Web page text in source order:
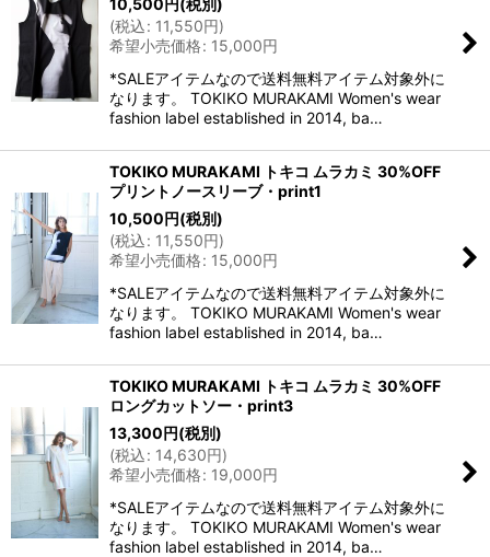
10,500円(税別)
(税込: 11,550円)
希望小売価格: 15,000円
*SALEアイテムなので送料無料アイテム対象外に
なります。 TOKIKO MURAKAMI Women's wear
fashion label established in 2014, ba…
TOKIKO MURAKAMI トキコ ムラカミ 30%OFF
プリントノースリーブ・print1
10,500円(税別)
(税込: 11,550円)
希望小売価格: 15,000円
*SALEアイテムなので送料無料アイテム対象外に
なります。 TOKIKO MURAKAMI Women's wear
fashion label established in 2014, ba…
TOKIKO MURAKAMI トキコ ムラカミ 30%OFF
ロングカットソー・print3
13,300円(税別)
(税込: 14,630円)
希望小売価格: 19,000円
*SALEアイテムなので送料無料アイテム対象外に
なります。 TOKIKO MURAKAMI Women's wear
fashion label established in 2014, ba…